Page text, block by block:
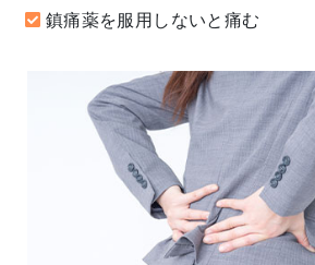
鎮痛薬を服用しないと痛む